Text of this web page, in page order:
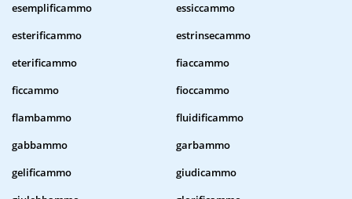
esemplificammo
essiccammo
esterificammo
estrinsecammo
eterificammo
fiaccammo
ficcammo
fioccammo
flambammo
fluidificammo
gabbammo
garbammo
gelificammo
giudicammo